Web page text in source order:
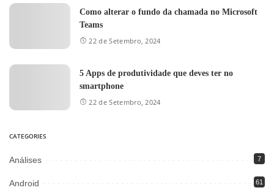
Como alterar o fundo da chamada no Microsoft
Teams
22 de Setembro, 2024
5 Apps de produtividade que deves ter no
smartphone
22 de Setembro, 2024
CATEGORIES
Análises 7
Android 61